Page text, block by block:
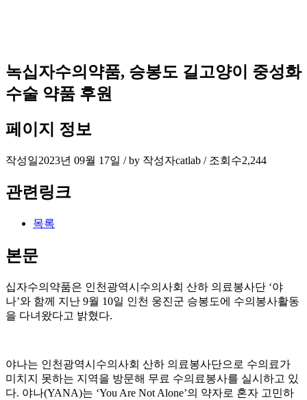
녹십자수의약품, 승봉도 길고양이 중성화
수술 약품 후원
페이지 정보
작성일2023년 09월 17일 / by 작성자catlab / 조회수2,244
관련링크
목록
본문
십자수의약품은 인천광역시수의사회 산하 의료봉사단 ‘야
나’와 함께 지난 9월 10일 인천 웅진군 승봉도에 수의봉사활동
을 다녀왔다고 밝혔다.
야나는 인천광역시수의사회 산하 의료봉사단으로 수의료가
미치지 못하는 지역을 방문해 무료 수의료봉사를 실시하고 있
다. 야나(YANA)는 ‘You Are Not Alone’의 약자로 혼자 고민하